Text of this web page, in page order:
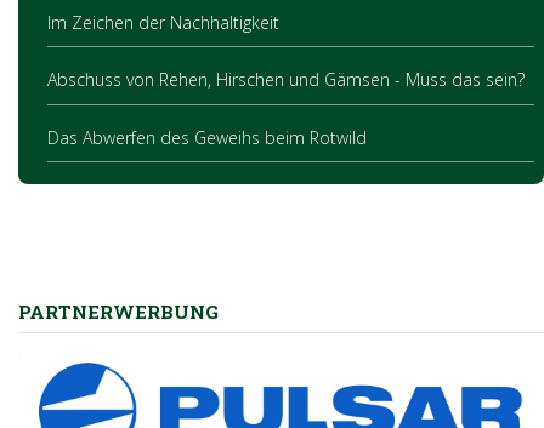
Im Zeichen der Nachhaltigkeit
Abschuss von Rehen, Hirschen und Gämsen - Muss das sein?
Das Abwerfen des Geweihs beim Rotwild
PARTNERWERBUNG